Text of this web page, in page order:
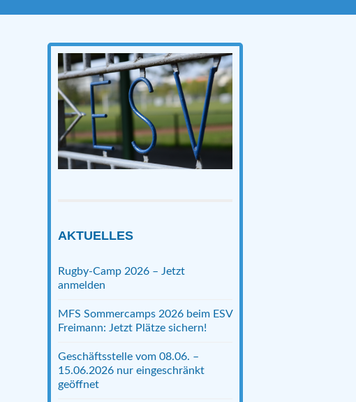
AKTUELLES
Rugby-Camp 2026 – Jetzt
anmelden
MFS Sommercamps 2026 beim ESV
Freimann: Jetzt Plätze sichern!
Geschäftsstelle vom 08.06. –
15.06.2026 nur eingeschränkt
geöffnet